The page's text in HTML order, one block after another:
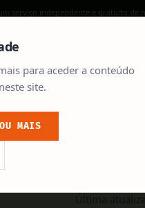
serviço independente e gratuito de
Cookies
Última
para aceder a conteúdo
site.
MAIS